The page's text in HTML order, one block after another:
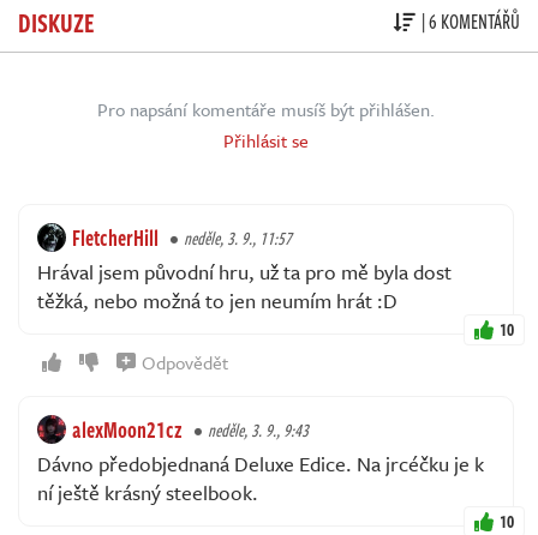
DISKUZE | 6 KOMENTÁŘŮ
Pro napsání komentáře musíš být přihlášen.
Přihlásit se
FletcherHill neděle, 3. 9., 11:57
Hrával jsem původní hru, už ta pro mě byla dost
těžká, nebo možná to jen neumím hrát :D
10
Odpovědět
alexMoon21cz neděle, 3. 9., 9:43
Dávno předobjednaná Deluxe Edice. Na jrcéčku je k
ní ještě krásný steelbook.
10